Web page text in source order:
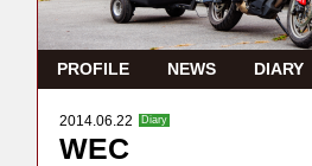
PROFILE NEWS DIARY
2014.06.22 Diary
WEC